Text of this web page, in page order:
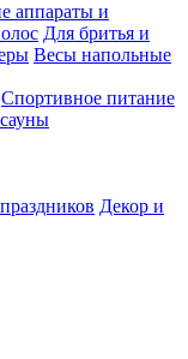
аппараты и
Для бритья и
Весы напольные
Спортивное питание
Декор и